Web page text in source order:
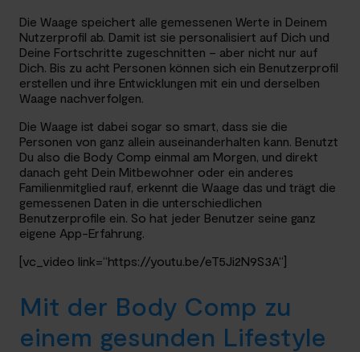
Die Waage speichert alle gemessenen Werte in Deinem
Nutzerprofil ab. Damit ist sie personalisiert auf Dich und
Deine Fortschritte zugeschnitten – aber nicht nur auf
Dich. Bis zu acht Personen können sich ein Benutzerprofil
erstellen und ihre Entwicklungen mit ein und derselben
Waage nachverfolgen.
Die Waage ist dabei sogar so smart, dass sie die
Personen von ganz allein auseinanderhalten kann. Benutzt
Du also die Body Comp einmal am Morgen, und direkt
danach geht Dein Mitbewohner oder ein anderes
Familienmitglied rauf, erkennt die Waage das und trägt die
gemessenen Daten in die unterschiedlichen
Benutzerprofile ein. So hat jeder Benutzer seine ganz
eigene App-Erfahrung.
[vc_video link=“https://youtu.be/eT5Ji2N9S3A“]
Mit der Body Comp zu
einem gesunden Lifestyle